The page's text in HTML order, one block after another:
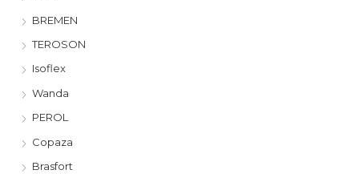
BREMEN
TEROSON
Isoflex
Wanda
PEROL
Copaza
Brasfort